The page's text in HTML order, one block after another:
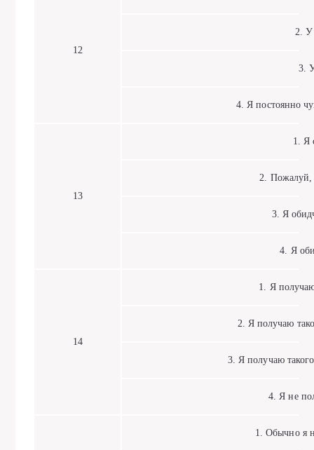
12
2. У
3. У
4. Я постоянно
13
1. Я
2. Пожалуй,
3. Я
4. Я
14
1. Я получаю
2. Я получаю
3. Я получаю
4. Я не
1. Обычно я